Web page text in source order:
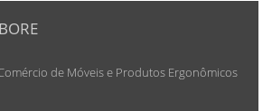
de Móveis e Produtos Ergonômicos